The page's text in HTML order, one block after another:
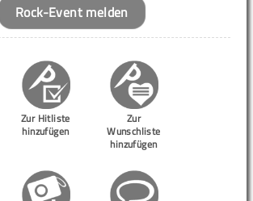
Rock-Event melden
Zur Hitliste
hinzufügen
Zur
Wunschliste
hinzufügen